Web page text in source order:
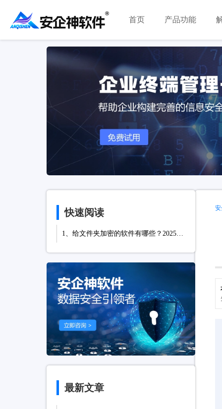
首页 产品功能
快速阅读
1、给文件夹加密的软件有哪些？2025年精选3款好用文件加密APP，先到先得！
最新文章